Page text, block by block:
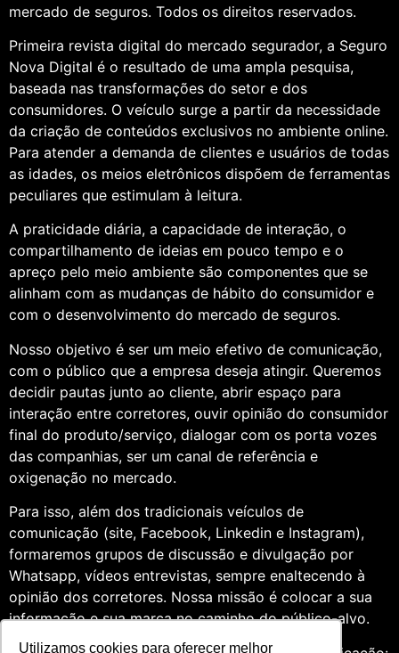
Utilizamos cookies para oferecer melhor
mercado de seguros. Todos os direitos reservados.
Primeira revista digital do mercado segurador, a Seguro
Nova Digital é o resultado de uma ampla pesquisa,
baseada nas transformações do setor e dos
consumidores. O veículo surge a partir da necessidade
da criação de conteúdos exclusivos no ambiente online.
Para atender a demanda de clientes e usuários de todas
as idades, os meios eletrônicos dispõem de ferramentas
peculiares que estimulam à leitura.
A praticidade diária, a capacidade de interação, o
compartilhamento de ideias em pouco tempo e o
apreço pelo meio ambiente são componentes que se
alinham com as mudanças de hábito do consumidor e
com o desenvolvimento do mercado de seguros.
Nosso objetivo é ser um meio efetivo de comunicação,
com o público que a empresa deseja atingir. Queremos
decidir pautas junto ao cliente, abrir espaço para
interação entre corretores, ouvir opinião do consumidor
final do produto/serviço, dialogar com os porta vozes
das companhias, ser um canal de referência e
oxigenação no mercado.
Para isso, além dos tradicionais veículos de
comunicação (site, Facebook, Linkedin e Instagram),
formaremos grupos de discussão e divulgação por
Whatsapp, vídeos entrevistas, sempre enaltecendo à
opinião dos corretores. Nossa missão é colocar a sua
informação e sua marca no caminho do público-alvo.